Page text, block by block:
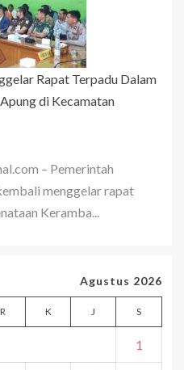
Rapat Terpadu Dalam
di Kecamatan
– Pemerintah
menggelar rapat
Keramba...
Agustus 2026
R K J S
1